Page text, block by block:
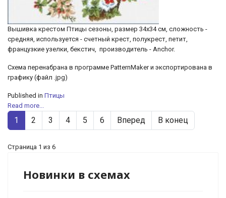
Вышивка крестом Птицы сезоны, размер 34х34 см, сложность -
средняя, используется - счетный крест, полукрест, петит,
французкие узелки, бекстич, производитель - Anchor.
Схема перенабрана в программе PatternMaker и экспортирована в
графику (файл .jpg)
Published in Птицы
Read more...
1 2 3 4 5 6 Вперед В конец
Страница 1 из 6
Новинки в схемах